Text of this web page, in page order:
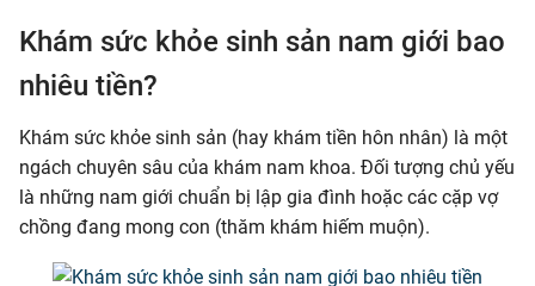
Khám sức khỏe sinh sản nam giới bao
nhiêu tiền?
Khám sức khỏe sinh sản (hay khám tiền hôn nhân) là một
ngách chuyên sâu của khám nam khoa. Đối tượng chủ yếu
là những nam giới chuẩn bị lập gia đình hoặc các cặp vợ
chồng đang mong con (thăm khám hiếm muộn).